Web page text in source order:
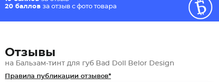
20 баллов за отзыв с фото товара
Отзывы
на Бальзам-тинт для губ Bad Doll Belor Design
Правила публикации отзывов*